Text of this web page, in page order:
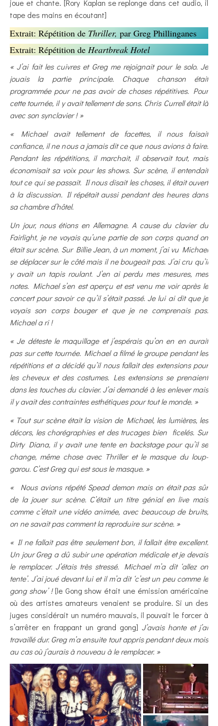
joue et chante. [Rory Kaplan se replonge dans cet audio, il
tape des mains en écoutant]
Extrait: Répétition de Thriller, par Greg Phillinganes
Extrait: Répétition de Heartbreak Hotel
« J’ai fait les cuivres et Greg me rejoignait pour le solo. Je
jouais la partie principale. Chaque chanson était
programmée pour ne pas avoir de choses répétitives. Pour
cette tournée, il y avait tellement de sons. Chris Currell était là
avec son synclavier ! »
« Michael avait tellement de facettes, il nous faisait
confiance, il ne nous a jamais dit ce que nous avions à faire.
Pendant les répétitions, il marchait, il observait tout, mais
économisait sa voix pour les shows. Sur scène, il entendait
tout ce qui se passait. Il nous disait les choses, il était ouvert
à la discussion. Il répétait aussi pendant des heures dans
sa chambre d’hôtel.
Un jour, nous étions en Allemagne. A cause du clavier du
Fairlight, je ne voyais qu’une partie de son corps quand on
était sur scène. Sur Billie Jean, à un moment, j’ai vu Michael
se déplacer sur le côté mais il ne bougeait pas. J’ai cru qu’il
y avait un tapis roulant. J’en ai perdu mes mesures, mes
notes. Michael s’en est aperçu et est venu me voir après le
concert pour savoir ce qu’il s’était passé. Je lui ai dit que je
voyais son corps bouger et que je ne comprenais pas.
Michael a ri !
« Je déteste le maquillage et j’espérais qu’on en en aurait
pas sur cette tournée. Michael a filmé le groupe pendant les
répétitions et a décidé qu’il nous fallait des extensions pour
les cheveux et des costumes. Les extensions se prenaient
dans les touches du clavier. J’ai demandé à les enlever mais
il y avait des contraintes esthétiques pour tout le monde. »
« Tout sur scène était la vision de Michael, les lumières, les
décors, les chorégraphies et des trucages bien ficelés. Sur
Dirty Diana, il y avait une tente en backstage pour qu’il se
change, même chose avec Thriller et le masque du loup-
garou. C’est Greg qui est sous le masque. »
« Nous avions répété Spead demon mais on était pas sûr
de la jouer sur scène. C’était un titre génial en live mais
comme c’était une vidéo animée, avec beaucoup de bruits,
on ne savait pas comment la reproduire sur scène. »
« Il ne fallait pas être seulement bon, il fallait être excellent.
Un jour Greg a dû subir une opération médicale et je devais
le remplacer. J’étais très stressé. Michael m’a dit ‘allez on
tente’. J’ai joué devant lui et il m’a dit ‘c’est un peu comme le
gong show’ ![le Gong show était une émission américaine
où des artistes amateurs venaient se produire. Si un des
juges considérait un numéro mauvais, il pouvait le forcer à
s’arrêter en frappant un grand gong] J’avais honte et j’ai
travaillé dur. Greg m’a ensuite tout appris pendant deux mois
au cas où j’aurais à nouveau à le remplacer. »